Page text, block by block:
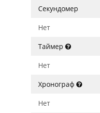
Секундомер
Нет
Таймер
Нет
Хронограф
Нет